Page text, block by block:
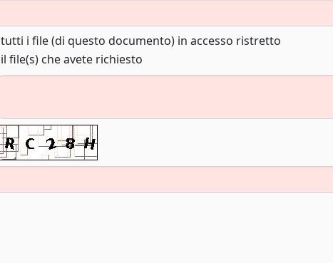
tutti i file (di questo documento) in accesso ristretto
il file(s) che avete richiesto